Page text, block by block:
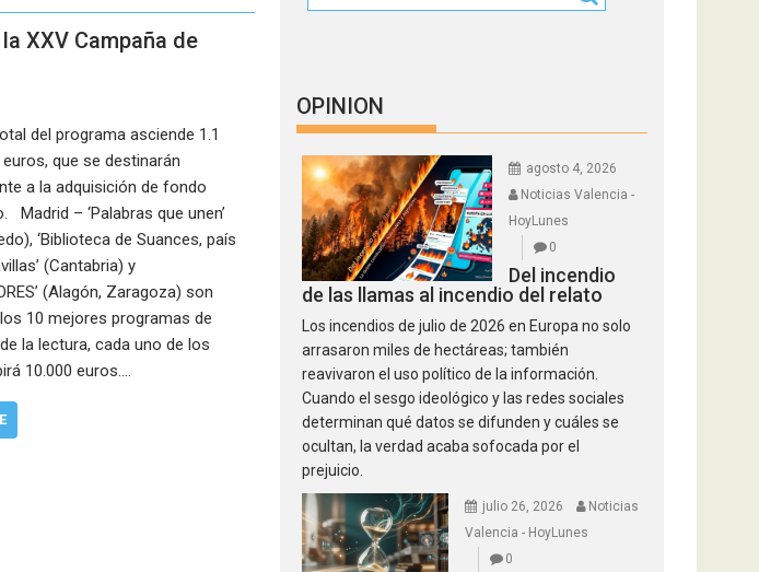
XXV Campaña de
del programa asciende 1.1
que se destinarán
a la adquisición de fondo
Madrid‎ – ‘Palabras que unen’
‘Biblioteca de Suances, país
(Cantabria) y
(Alagón, Zaragoza) son
10 mejores programas de
la lectura, cada uno de los
10.000 euros.…
OPINION
agosto 4, 2026
Noticias Valencia -
HoyLunes
0
Del incendio
de las llamas al incendio del relato
Los incendios de julio de 2026 en Europa no solo
arrasaron miles de hectáreas; también
reavivaron el uso político de la información.
Cuando el sesgo ideológico y las redes sociales
determinan qué datos se difunden y cuáles se
ocultan, la verdad acaba sofocada por el
prejuicio.
julio 26, 2026
Noticias
Valencia - HoyLunes
0